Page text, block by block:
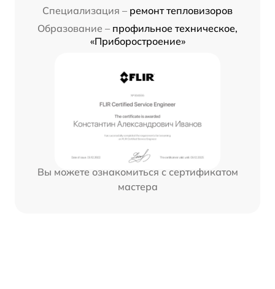
Специализация – ремонт тепловизоров
Образование – профильное техническое,
«Приборостроение»
Вы можете ознакомиться с сертификатом
мастера